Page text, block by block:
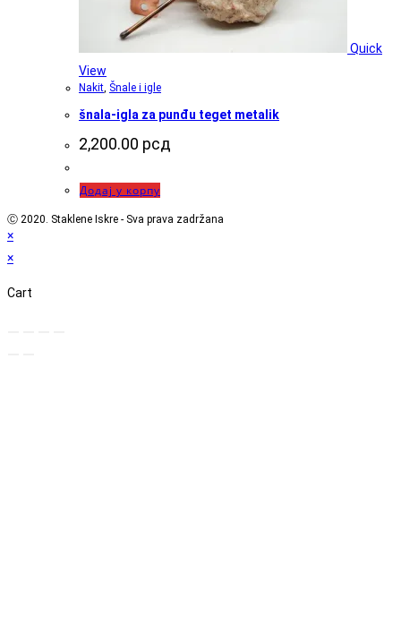
Quick
View
Nakit, Šnale i igle
šnala-igla za punđu teget metalik
2,200.00 рсд
Додај у корпу
Ⓒ 2020. Staklene Iskre - Sva prava zadržana
×
×
Cart